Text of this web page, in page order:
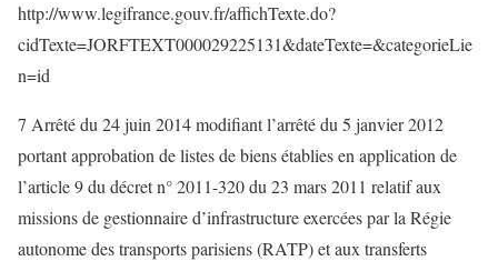
http://www.legifrance.gouv.fr/affichTexte.do?
cidTexte=JORFTEXT000029225131&dateTexte=&categorieLie
n=id
7 Arrêté du 24 juin 2014 modifiant l’arrêté du 5 janvier 2012
portant approbation de listes de biens établies en application de
l’article 9 du décret n° 2011-320 du 23 mars 2011 relatif aux
missions de gestionnaire d’infrastructure exercées par la Régie
autonome des transports parisiens (RATP) et aux transferts